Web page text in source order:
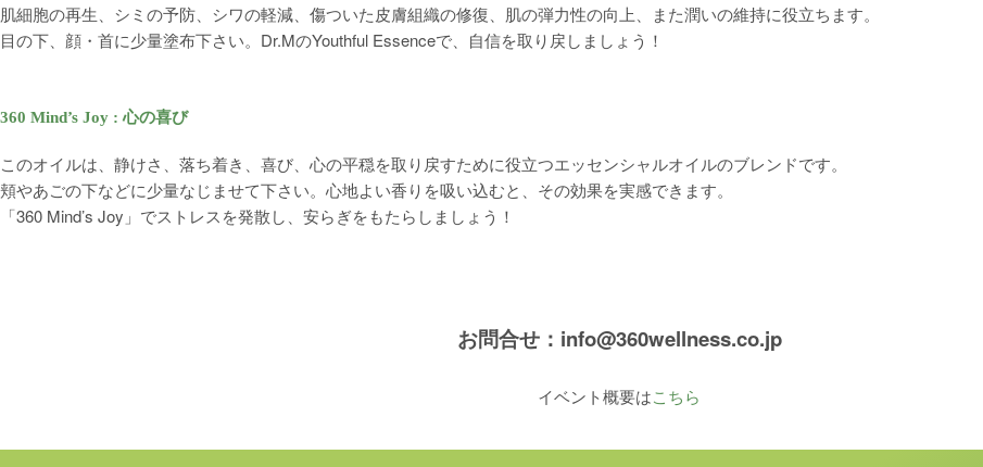
肌細胞の再生、シミの予防、シワの軽減、傷ついた皮膚組織の修復、肌の弾力性の向上、また潤いの維持に役立ちます。
目の下、顔・首に少量塗布下さい。Dr.MのYouthful Essenceで、自信を取り戻しましょう！
360 Mind’s Joy : 心の喜び
このオイルは、静けさ、落ち着き、喜び、心の平穏を取り戻すために役立つエッセンシャルオイルのブレンドです。
頬やあごの下などに少量なじませて下さい。心地よい香りを吸い込むと、その効果を実感できます。
「360 Mind’s Joy」でストレスを発散し、安らぎをもたらしましょう！
お問合せ：info@360wellness.co.jp
イベント概要はこちら